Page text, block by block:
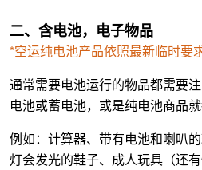
二、含电池，电子物品
*空运纯电池产品依照最新临时要
通常需要电池运行的物品都需要
电池或蓄电池，或是纯电池商品就
例如：计算器、带有电池和喇叭
灯会发光的鞋子、成人玩具（还